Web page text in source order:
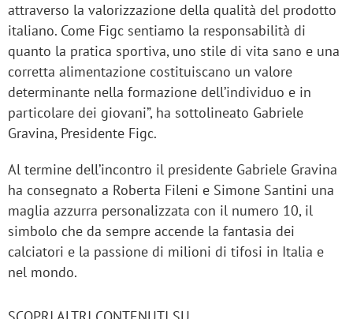
attraverso la valorizzazione della qualità del prodotto
italiano. Come Figc sentiamo la responsabilità di
quanto la pratica sportiva, uno stile di vita sano e una
corretta alimentazione costituiscano un valore
determinante nella formazione dell’individuo e in
particolare dei giovani”, ha sottolineato Gabriele
Gravina, Presidente Figc.
Al termine dell’incontro il presidente Gabriele Gravina
ha consegnato a Roberta Fileni e Simone Santini una
maglia azzurra personalizzata con il numero 10, il
simbolo che da sempre accende la fantasia dei
calciatori e la passione di milioni di tifosi in Italia e
nel mondo.